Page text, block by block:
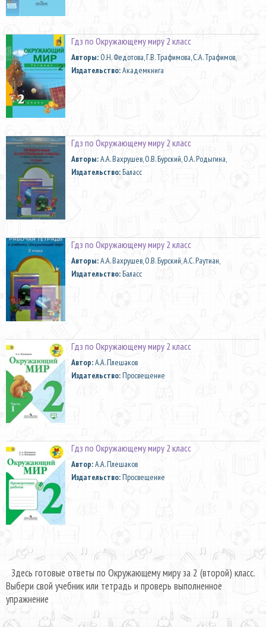
Гдз по Окружающему миру 2 класс
Aвторы: О.Н. Федотова, Г.В. Трафимова, С.А. Трафимов,
Издательство:Академкнига
Гдз по Окружающему миру 2 класс
Aвторы:А.А. Вахрушев, О.В. Бурский, О.А. Родыгина,
Издательство:Баласс
Гдз по Окружающему миру 2 класс
Aвторы:А.А. Вахрушев, О.В. Бурский, А.С. Раутиан,
Издательство:Баласс
Гдз по Окружающему миру 2 класс
Автор:А.А. Плешаков
Издательство:Просвещение
Гдз по Окружающему миру 2 класс
Автор:А.А. Плешаков
Издательство:Просвещение
Здесь готовые ответы по Окружающему миру за 2 (второй) класс.
Выбери свой учебник или тетрадь и проверь выполненное
упражнение